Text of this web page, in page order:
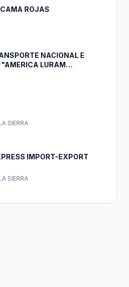
ROJAS
NACIONAL E
LURAM
SIERRA
IMPORT-EXPORT
SIERRA